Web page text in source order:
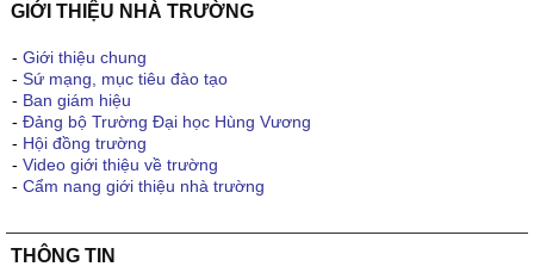
GIỚI THIỆU NHÀ TRƯỜNG
- Giới thiệu chung
- Sứ mạng, mục tiêu đào tạo
- Ban giám hiệu
- Đảng bộ Trường Đại học Hùng Vương
- Hội đồng trường
- Video giới thiệu về trường
- Cẩm nang giới thiệu nhà trường
THÔNG TIN